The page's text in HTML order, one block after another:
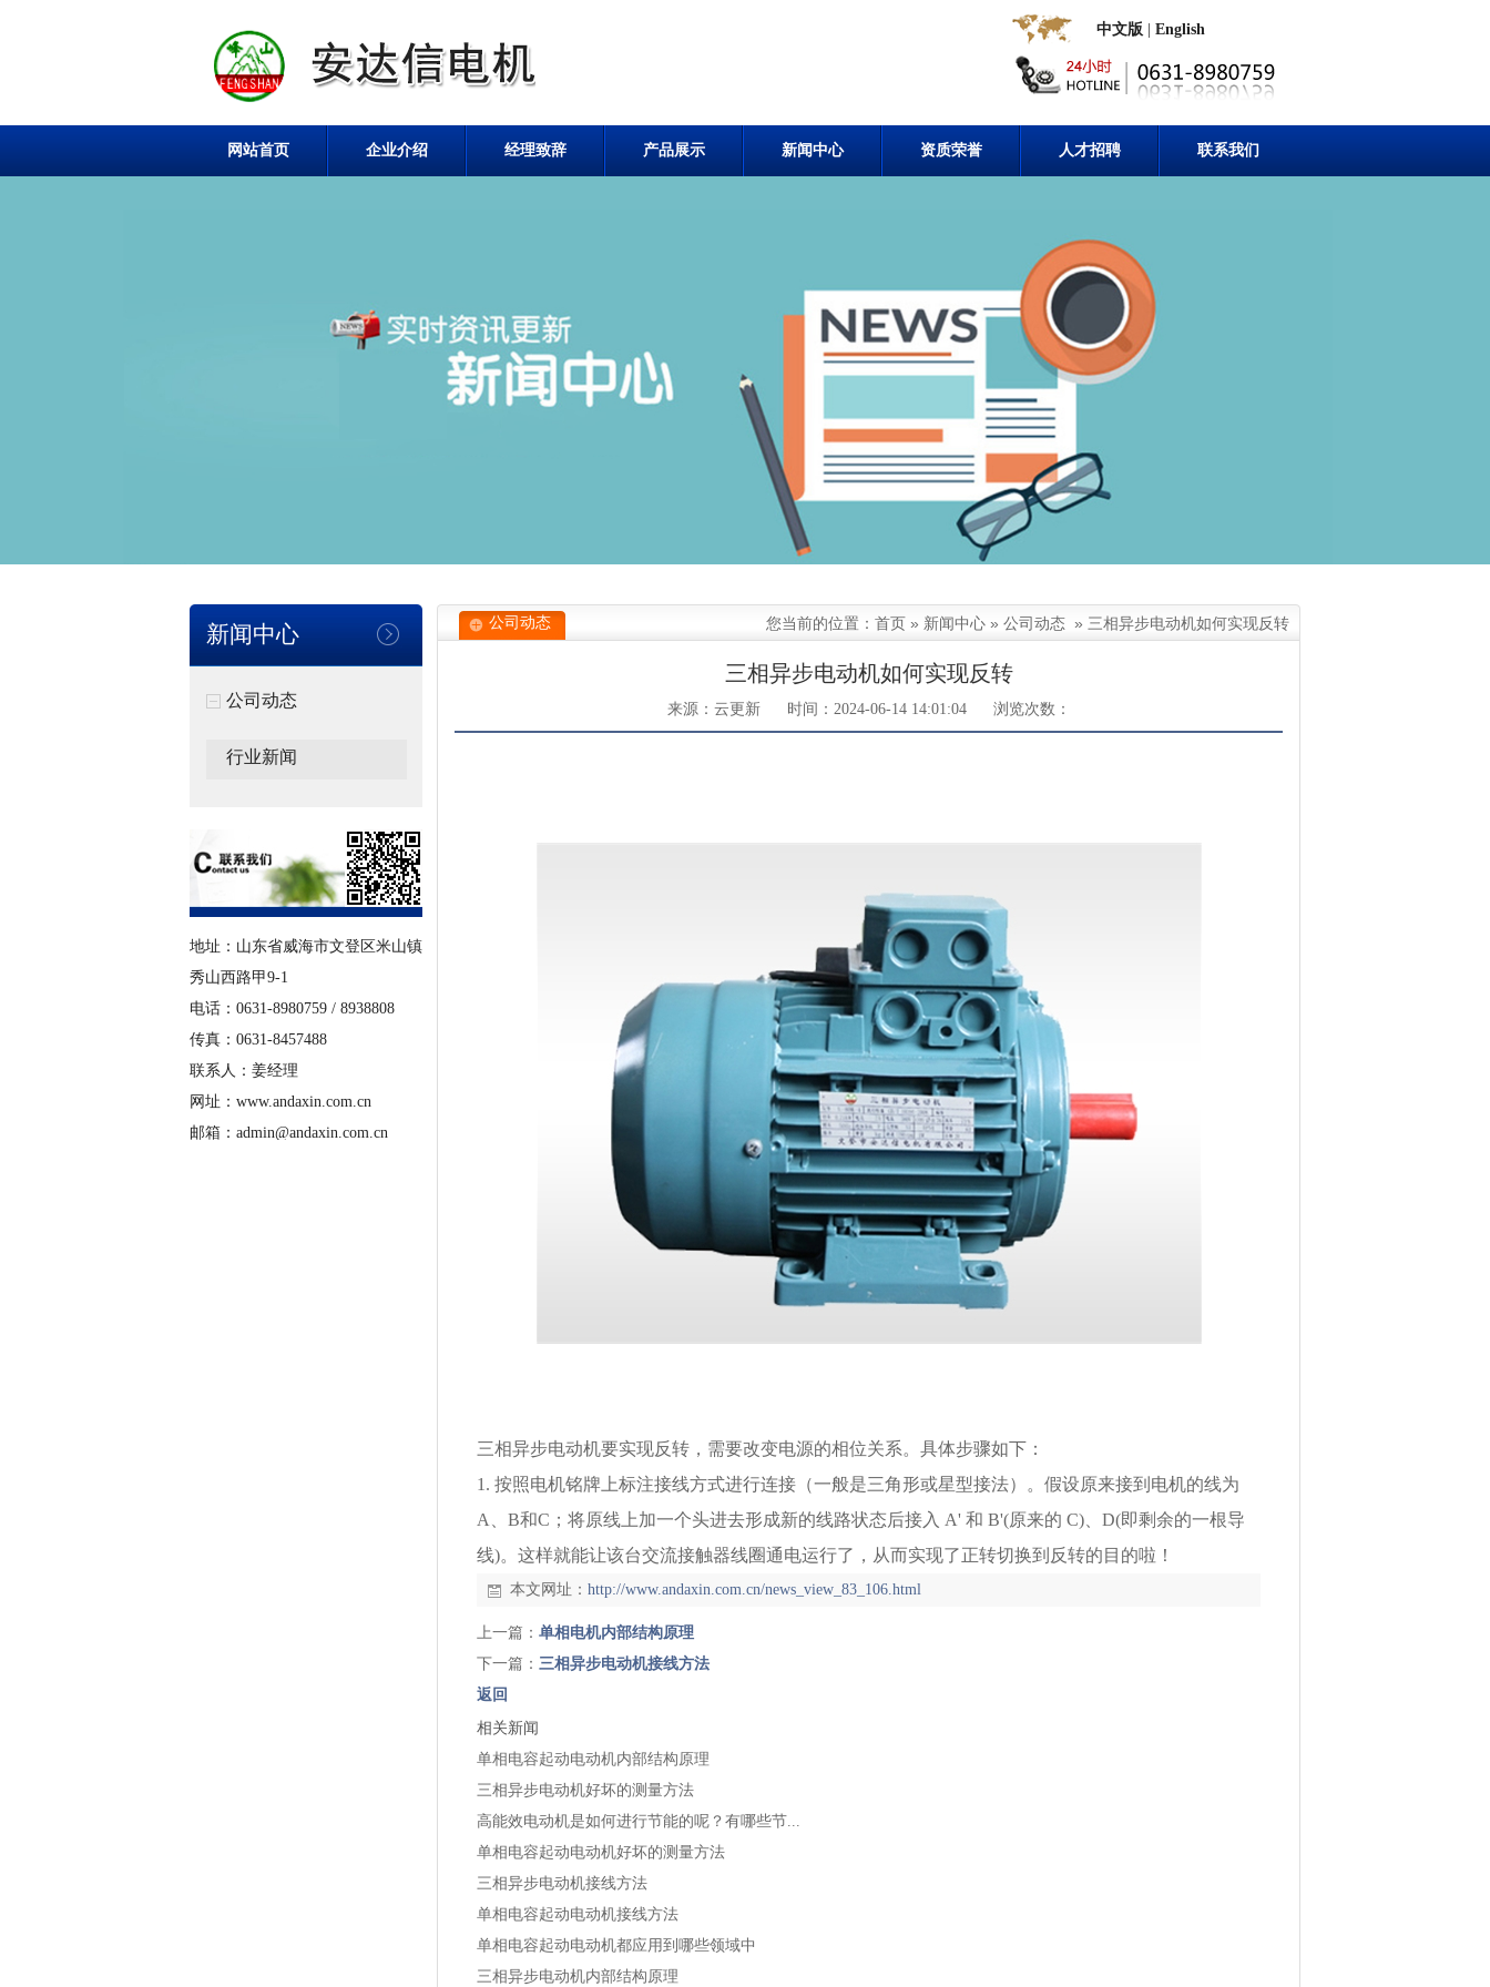
中文版 English
网站首页 企业介绍 经理致辞 产品展示 新闻中心 资质荣誉 人才招聘 联系我们
新闻中心
公司动态
行业新闻
地址：山东省威海市文登区米山镇
秀山西路甲9-1
电话：0631-8980759 / 8938808
传真：0631-8457488
联系人：姜经理
网址：www.andaxin.com.cn
邮箱：admin@andaxin.com.cn
公司动态 您当前的位置： 首页 » 新闻中心 » 公司动态 » 三相异步电动机如何实现反转
三相异步电动机如何实现反转
来源：云更新 时间：2024-06-14 14:01:04 浏览次数：
三相异步电动机要实现反转，需要改变电源的相位关系。具体步骤如下：
1. 按照电机铭牌上标注接线方式进行连接（一般是三角形或星型接法）。假设原来接到电机的线为
A、B和C；将原线上加一个头进去形成新的线路状态后接入 A' 和 B'(原来的 C)、D(即剩余的一根导
线)。这样就能让该台交流接触器线圈通电运行了，从而实现了正转切换到反转的目的啦！
本文网址： http://www.andaxin.com.cn/news_view_83_106.html
上一篇： 单相电机内部结构原理
下一篇： 三相异步电动机接线方法
返回
相关新闻
单相电容起动电动机内部结构原理
三相异步电动机好坏的测量方法
高能效电动机是如何进行节能的呢？有哪些节...
单相电容起动电动机好坏的测量方法
三相异步电动机接线方法
单相电容起动电动机接线方法
单相电容起动电动机都应用到哪些领域中
三相异步电动机内部结构原理